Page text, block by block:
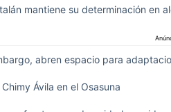
mantiene su determinación en
abren espacio para
Ávila en el Osasuna